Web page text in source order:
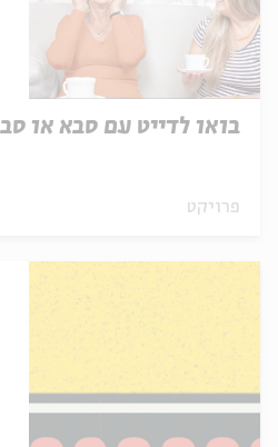
בואו לדייט עם סבא או
פרויקט